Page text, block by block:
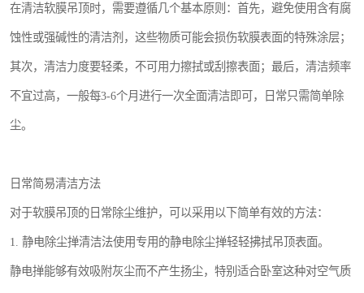
在清洁软膜吊顶时，需要遵循几个基本原则：首先，避免使用含有腐
蚀性或强碱性的清洁剂，这些物质可能会损伤软膜表面的特殊涂层；
其次，清洁力度要轻柔，不可用力擦拭或刮擦表面；最后，清洁频率
不宜过高，一般每3-6个月进行一次全面清洁即可，日常只需简单除
尘。
日常简易清洁方法
对于软膜吊顶的日常除尘维护，可以采用以下简单有效的方法：
1. 静电除尘掸清洁法使用专用的静电除尘掸轻轻拂拭吊顶表面。
静电掸能够有效吸附灰尘而不产生扬尘，特别适合卧室这种对空气质